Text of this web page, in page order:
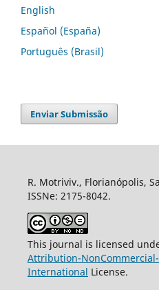
English
Español (España)
Português (Brasil)
Enviar Submissão
R. Motriviv., Florianópolis,
ISSNe: 2175-8042.
This journal is licensed
Attribution-
International License.